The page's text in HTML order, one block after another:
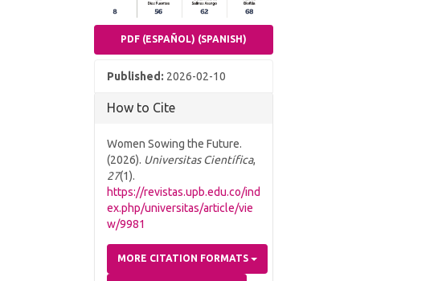
PDF (ESPAÑOL) (SPANISH)
Published: 2026-02-10
How to Cite
Women Sowing the Future.
(2026). Universitas Científica,
27(1).
https://revistas.upb.edu.co/ind
ex.php/universitas/article/vie
w/9981
MORE CITATION FORMATS